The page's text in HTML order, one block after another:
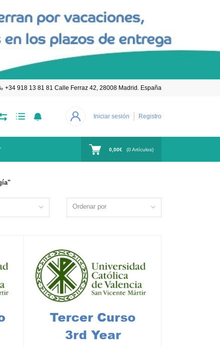
+34 918 13 81 81 Calle Ferraz 42, 28008 Madrid. España
Iniciar sesión Registro
0,00€ (0Artículos)
Ordenar por